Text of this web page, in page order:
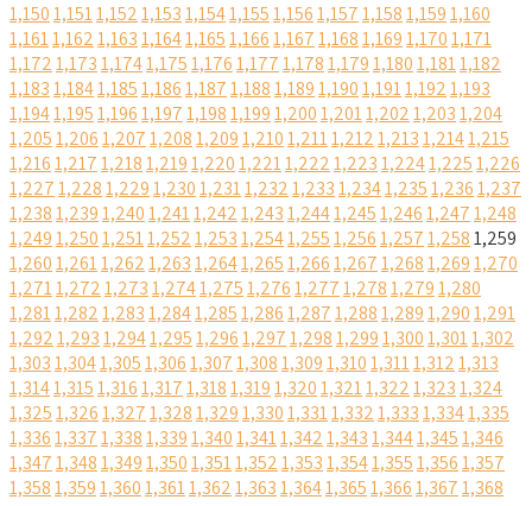
1,1501,1511,1521,1531,1541,1551,1561,1571,1581,1591,160
1,1611,1621,1631,1641,1651,1661,1671,1681,1691,1701,171
1,1721,1731,1741,1751,1761,1771,1781,1791,1801,1811,182
1,1831,1841,1851,1861,1871,1881,1891,1901,1911,1921,193
1,1941,1951,1961,1971,1981,1991,2001,2011,2021,2031,204
1,2051,2061,2071,2081,2091,2101,2111,2121,2131,2141,215
1,2161,2171,2181,2191,2201,2211,2221,2231,2241,2251,226
1,2271,2281,2291,2301,2311,2321,2331,2341,2351,2361,237
1,2381,2391,2401,2411,2421,2431,2441,2451,2461,2471,248
1,2491,2501,2511,2521,2531,2541,2551,2561,2571,2581,259
1,2601,2611,2621,2631,2641,2651,2661,2671,2681,2691,270
1,2711,2721,2731,2741,2751,2761,2771,2781,2791,280
1,2811,2821,2831,2841,2851,2861,2871,2881,2891,2901,291
1,2921,2931,2941,2951,2961,2971,2981,2991,3001,3011,302
1,3031,3041,3051,3061,3071,3081,3091,3101,3111,3121,313
1,3141,3151,3161,3171,3181,3191,3201,3211,3221,3231,324
1,3251,3261,3271,3281,3291,3301,3311,3321,3331,3341,335
1,3361,3371,3381,3391,3401,3411,3421,3431,3441,3451,346
1,3471,3481,3491,3501,3511,3521,3531,3541,3551,3561,357
1,3581,3591,3601,3611,3621,3631,3641,3651,3661,3671,368